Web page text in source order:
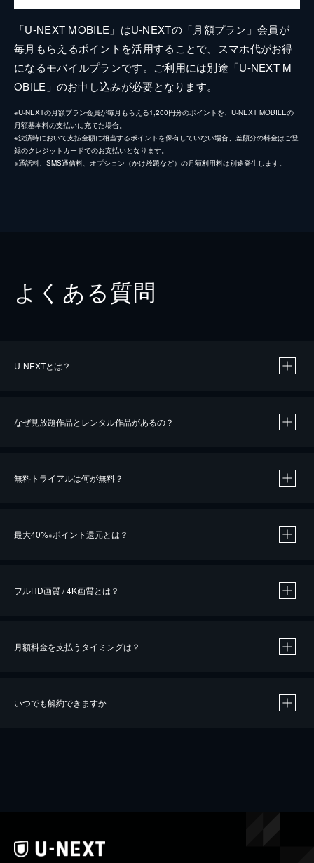
「U-NEXT MOBILE」はU-NEXTの「月額プラン」会員が
毎月もらえるポイントを活用することで、スマホ代がお得
になるモバイルプランです。ご利用には別途「U-NEXT M
OBILE」のお申し込みが必要となります。
※U-NEXTの月額プラン会員が毎月もらえる1,200円分のポイントを、U-NEXT MOBILEの
月額基本料の支払いに充てた場合。
※決済時において支払金額に相当するポイントを保有していない場合、差額分の料金はご登
録のクレジットカードでのお支払いとなります。
※通話料、SMS通信料、オプション（かけ放題など）の月額利用料は別途発生します。
よくある質問
U-NEXTとは？
なぜ見放題作品とレンタル作品があるの？
無料トライアルは何が無料？
最大40%※ポイント還元とは？
※40％ポイント還元の対象は、クレジットカード決済による作品の購入 / レンタルです。
iOSアプリのUコイン決済による作品の購入 / レンタルは、20％のポイント還元です。
フルHD画質 / 4K画質とは？
月額料金を支払うタイミングは？
いつでも解約できますか